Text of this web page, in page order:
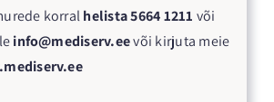
korralhelista5664 1211 või
info@mediserv.eevõi kirjuta meie